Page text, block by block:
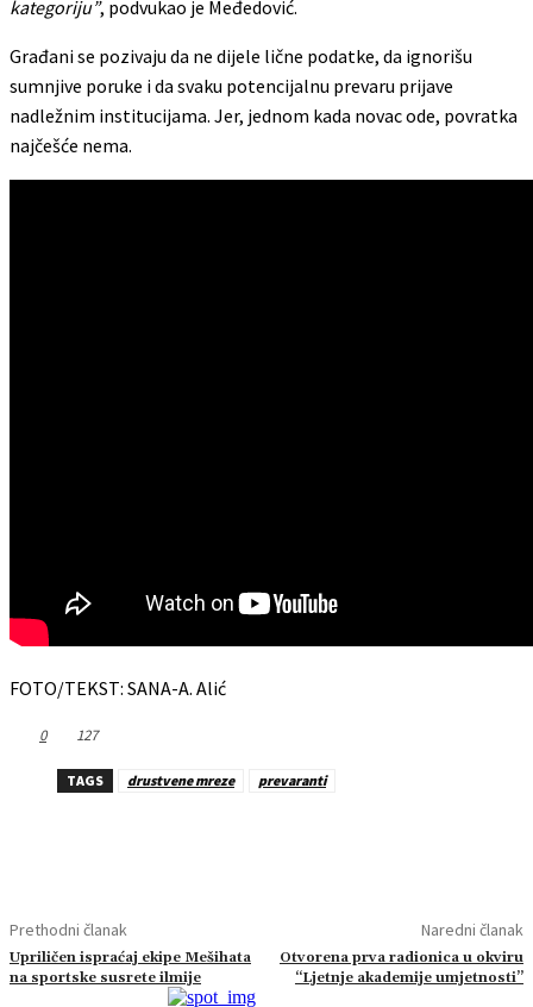
kategoriju”, podvukao je Međedović.
Građani se pozivaju da ne dijele lične podatke, da ignorišu
sumnjive poruke i da svaku potencijalnu prevaru prijave
nadležnim institucijama. Jer, jednom kada novac ode, povratka
najčešće nema.
FOTO/TEKST: SANA-A. Alić
0 127
TAGS drustvene mreze prevaranti
Prethodni članak
Upriličen ispraćaj ekipe Mešihata
na sportske susrete ilmije
Naredni članak
Otvorena prva radionica u okviru
“Ljetnje akademije umjetnosti”